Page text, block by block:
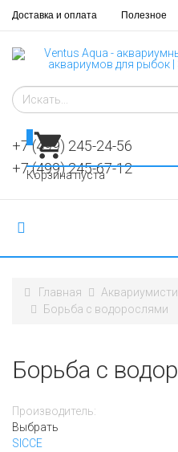
Доставка и оплата Полезное
+7 (499) 245-24-56
+7 (499) 245-67-12
Корзина пуста
Главная
Борьба с водорослями
Борьба с
Производитель:
Выбрать
SICCE